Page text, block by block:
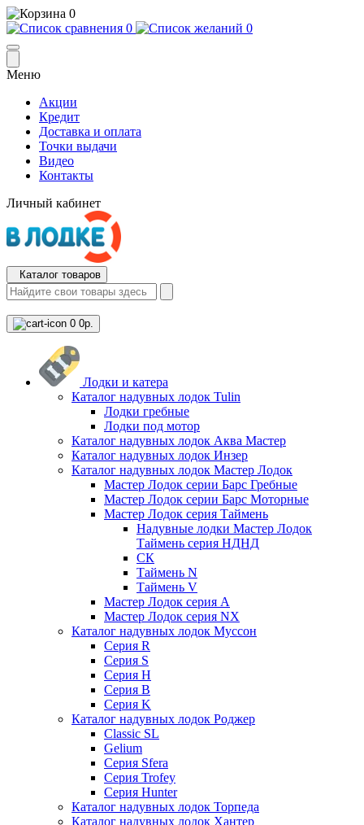
0
0
0
Меню
Акции
Кредит
Доставка и оплата
Точки выдачи
Видео
Контакты
Личный кабинет
Каталог товаров
0 0р.
Лодки и катера
Каталог надувных лодок Tulin
Лодки гребные
Лодки под мотор
Каталог надувных лодок Аква Мастер
Каталог надувных лодок Инзер
Каталог надувных лодок Мастер Лодок
Мастер Лодок серии Барс Гребные
Мастер Лодок серии Барс Моторные
Мастер Лодок серия Таймень
Надувные лодки Мастер Лодок
Таймень серия НДНД
СК
Таймень N
Таймень V
Мастер Лодок серия А
Мастер Лодок серия NX
Каталог надувных лодок Муссон
Серия R
Серия S
Серия H
Серия B
Серия K
Каталог надувных лодок Роджер
Classic SL
Gelium
Серия Sfera
Серия Trofey
Серия Hunter
Каталог надувных лодок Торпеда
Каталог надувных лодок Хантер